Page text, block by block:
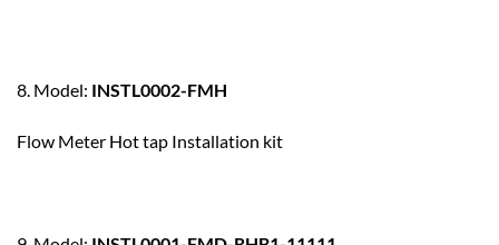
8. Model: INSTL0002-FMH
Flow Meter Hot tap Installation kit